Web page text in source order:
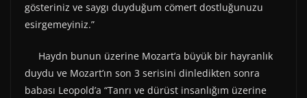
gösteriniz ve saygı duyduğum cömert dostluğunuzu
esirgemeyiniz.”
Haydn bunun üzerine Mozart’a büyük bir hayranlık
duydu ve Mozart’ın son 3 serisini dinledikten sonra
babası Leopold’a “Tanrı ve dürüst insanlığım üzerine